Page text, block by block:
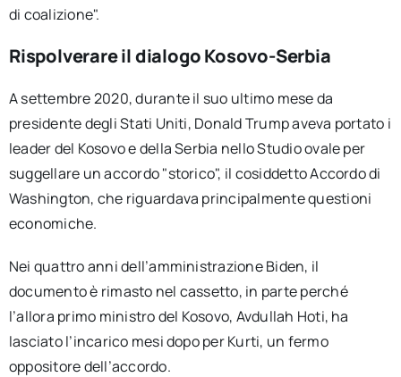
di coalizione".
Rispolverare il dialogo Kosovo-Serbia
A settembre 2020, durante il suo ultimo mese da
presidente degli Stati Uniti, Donald Trump aveva portato i
leader del Kosovo e della Serbia nello Studio ovale per
suggellare un accordo "storico", il cosiddetto Accordo di
Washington, che riguardava principalmente questioni
economiche.
Nei quattro anni dell’amministrazione Biden, il
documento è rimasto nel cassetto, in parte perché
l’allora primo ministro del Kosovo, Avdullah Hoti, ha
lasciato l’incarico mesi dopo per Kurti, un fermo
oppositore dell’accordo.